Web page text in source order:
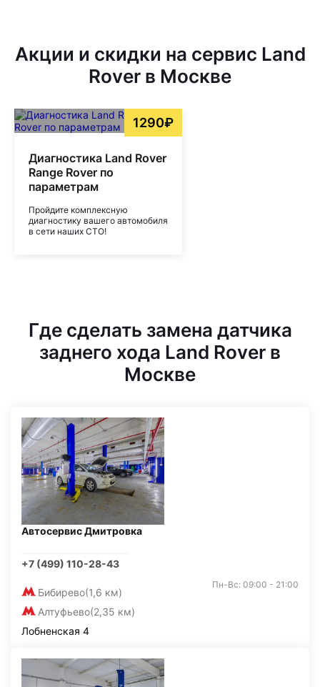
Акции и скидки на сервис Land
Rover в Москве
1290₽
Диагностика Land Rover
Range Rover по
параметрам
Пройдите комплексную
диагностику вашего автомобиля
в сети наших СТО!
Где сделать замена датчика
заднего хода Land Rover в
Москве
Автосервис Дмитровка
+7 (499) 110-28-43
Бибирево(1,6 км)
Алтуфьево(2,35 км)
Пн-Вс: 09:00 - 21:00
Лобненская 4